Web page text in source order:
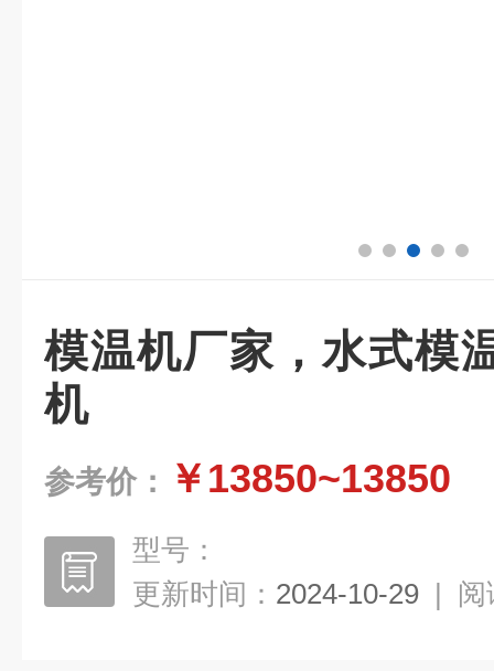
模温机厂家，水式模
机
参考价： ￥13850~13850
型号：
更新时间： 2024-10-29 | 阅